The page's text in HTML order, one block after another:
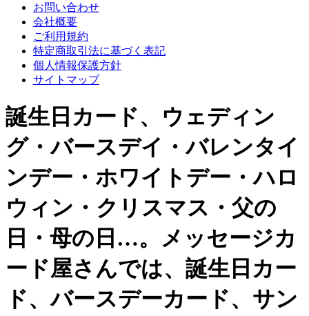
お問い合わせ
会社概要
ご利用規約
特定商取引法に基づく表記
個人情報保護方針
サイトマップ
誕生日カード、ウェディン
グ・バースデイ・バレンタイ
ンデー・ホワイトデー・ハロ
ウィン・クリスマス・父の
日・母の日…。メッセージカ
ード屋さんでは、誕生日カー
ド、バースデーカード、サン